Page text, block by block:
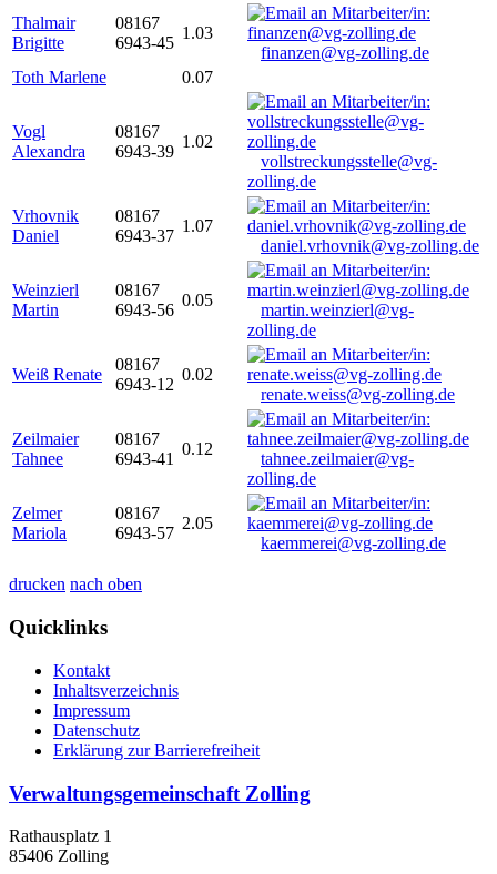
Thalmair
Brigitte
08167
6943-45
1.03
finanzen@vg-zolling.de
Toth Marlene
0.07
Vogl
Alexandra
08167
6943-39
1.02
vollstreckungsstelle@vg-
zolling.de
Vrhovnik
Daniel
08167
6943-37
1.07
daniel.vrhovnik@vg-zolling.de
Weinzierl
Martin
08167
6943-56
0.05
martin.weinzierl@vg-
zolling.de
Weiß Renate
08167
6943-12
0.02
renate.weiss@vg-zolling.de
Zeilmaier
Tahnee
08167
6943-41
0.12
tahnee.zeilmaier@vg-
zolling.de
Zelmer
Mariola
08167
6943-57
2.05
kaemmerei@vg-zolling.de
drucken nach oben
Quicklinks
Kontakt
Inhaltsverzeichnis
Impressum
Datenschutz
Erklärung zur Barrierefreiheit
Verwaltungsgemeinschaft Zolling
Rathausplatz 1
85406 Zolling